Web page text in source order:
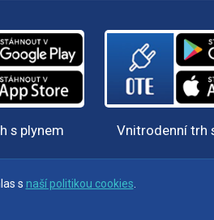
s naší politikou cookies
s plynem Vnitrodenní trh
s naší politikou cookies